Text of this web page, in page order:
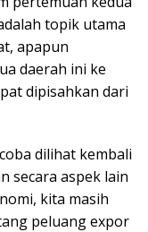
topik utama
apapun
daerah ini ke
dipisahkan dari
dilihat kembali
secara aspek lain
kita masih
peluang expor